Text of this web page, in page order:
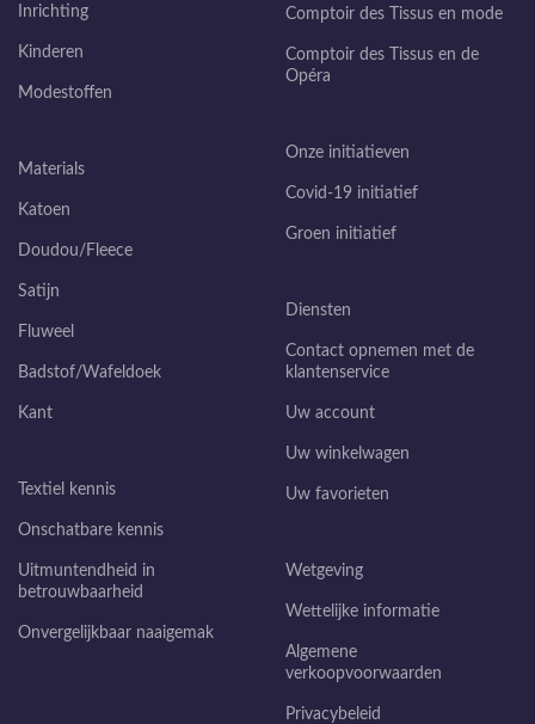
Inrichting
Kinderen
Modestoffen
Materials
Katoen
Doudou/Fleece
Satijn
Fluweel
Badstof/Wafeldoek
Kant
Textiel kennis
Onschatbare kennis
Uitmuntendheid in
betrouwbaarheid
Onvergelijkbaar naaigemak
Comptoir des Tissus en mode
Comptoir des Tissus en de
Opéra
Onze initiatieven
Covid-19 initiatief
Groen initiatief
Diensten
Contact opnemen met de
klantenservice
Uw account
Uw winkelwagen
Uw favorieten
Wetgeving
Wettelijke informatie
Algemene
verkoopvoorwaarden
Privacybeleid